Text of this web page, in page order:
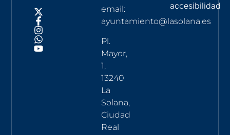
email:
ayuntamiento@lasolana.es
Pl.
Mayor,
1,
13240
La
Solana,
Ciudad
Real
accesibilidad